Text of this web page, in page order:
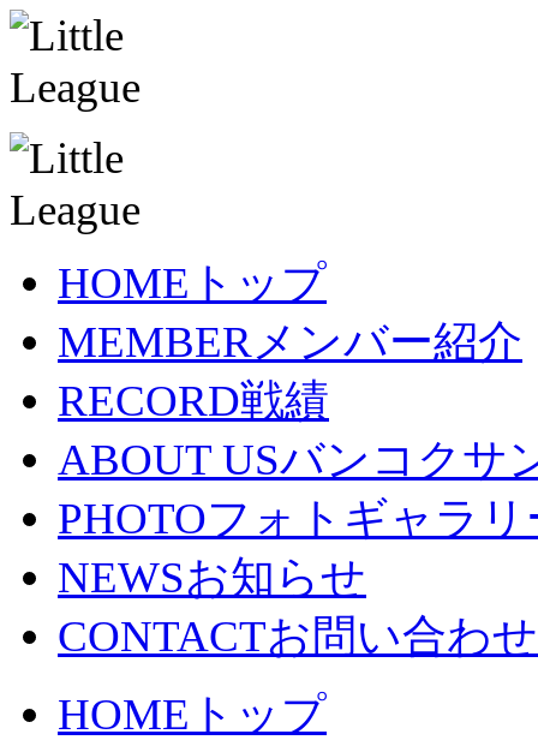
HOME トップ
MEMBERメンバー紹介
RECORD戦績
ABOUT USバンコクサ
PHOTOフォトギャラリ
NEWSお知らせ
CONTACTお問い合わせ
HOME トップ